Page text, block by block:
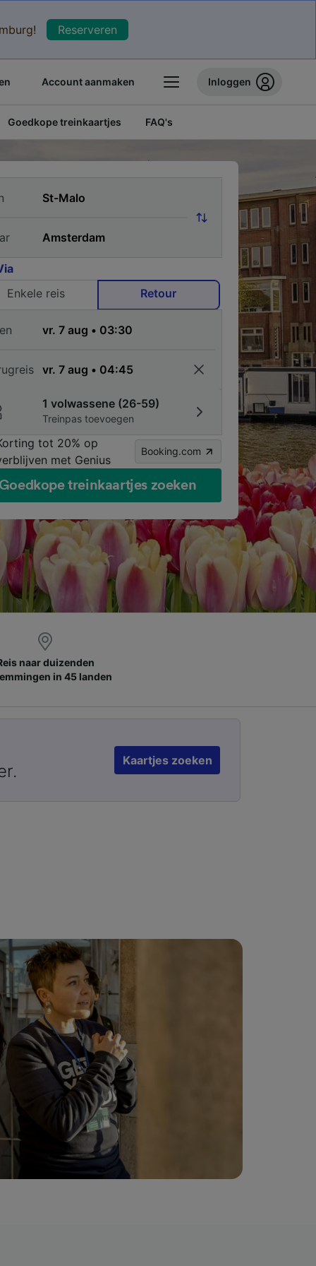
Reserveren
Account aanmaken Inloggen
Goedkope treinkaartjes FAQ's
Enkele reis
Retour
1 volwassene (26-59)
Treinpas toevoegen
tot 20% op
met Genius
Booking.com
Goedkope treinkaartjes zoeken
naar duizenden
in 45 landen
Kaartjes zoeken